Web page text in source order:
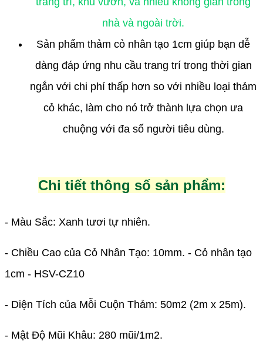
nhà và ngoài trời.
Sản phẩm thảm cỏ nhân tạo 1cm giúp bạn dễ
dàng đáp ứng nhu cầu trang trí trong thời gian
ngắn với chi phí thấp hơn so với nhiều loại thảm
cỏ khác, làm cho nó trở thành lựa chọn ưa
chuộng với đa số người tiêu dùng.
Chi tiết thông số sản phẩm:
- Màu Sắc: Xanh tươi tự nhiên.
- Chiều Cao của Cỏ Nhân Tạo: 10mm. - Cỏ nhân tạo
1cm - HSV-CZ10
- Diện Tích của Mỗi Cuộn Thảm: 50m2 (2m x 25m).
- Mật Độ Mũi Khâu: 280 mũi/1m2.